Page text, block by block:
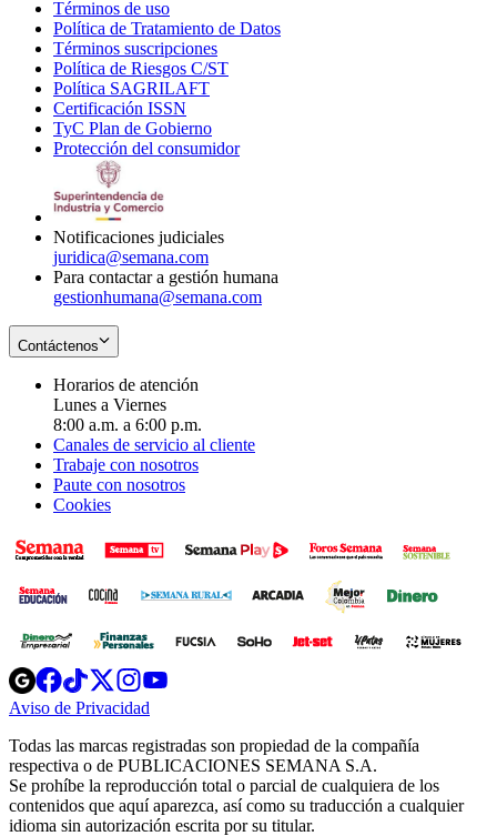
Términos de uso
in
new
window
Política de Tratamiento de Datos
Términos suscripciones
in
Política de Riesgos C/ST
Política SAGRILAFT
new
window
Certificación ISSN
in
new
TyC Plan de Gobierno
in
Protección del consumidorOpens
Notificaciones judiciales
juridica@semana.com
Para contactar a gestión humana
gestionhumana@semana.com
Contáctenos
Horarios de atención
Lunes a Viernes
8:00 a.m. a 6:00 p.m.
Canales de servicio al cliente
Trabaje con nosotros
Paute con nosotros
Cookies
Opens
in
new
Opens
in
new
Opens
in
new
window
Opens
new
windowwindow
Aviso de Privacidad
new
window
Todas las marcas registradas son propiedad de la compañía
respectiva o de PUBLICACIONES SEMANA S.A.
Se prohíbe la reproducción total o parcial de cualquiera de los
contenidos que aquí aparezca, así como su traducción a cualquier
idioma sin autorización escrita por su titular.